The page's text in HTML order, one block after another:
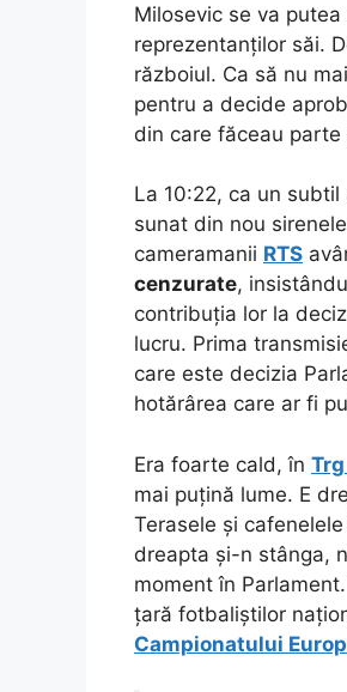
Milosevic se va
reprezentanților săi.
războiul. Ca să nu
pentru a decide
din care făceau
La 10:22, ca un
sunat din nou
cameramanii RTS
cenzurate,
contribuția lor la
lucru. Prima
care este decizia
hotărârea care ar fi
Era foarte cald, în
mai puțină lume. E
Terasele și
dreapta și-n stânga,
moment în
țară fotbaliștilor
Campionatului